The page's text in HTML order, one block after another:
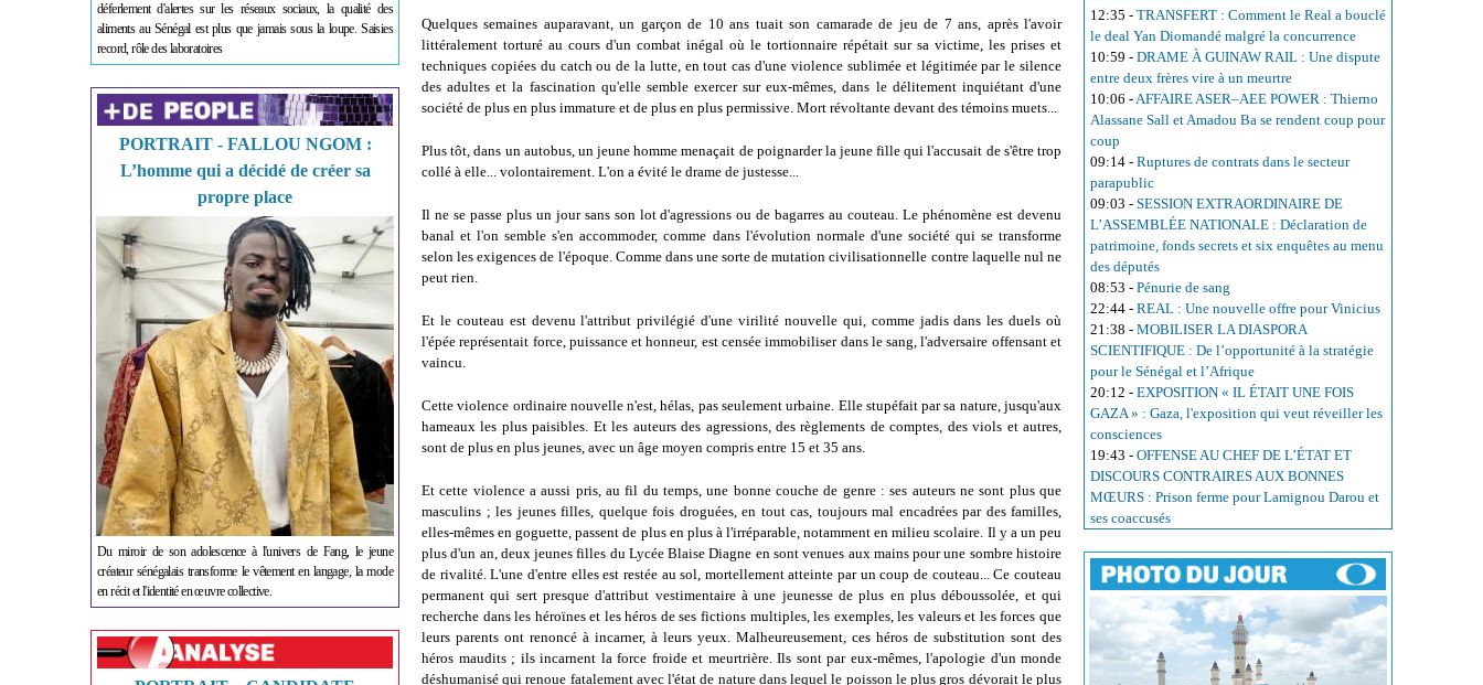
déferlement d'alertes sur les réseaux sociaux, la qualité des
aliments au Sénégal est plus que jamais sous la loupe. Saisies
record, rôle des laboratoires
PORTRAIT - FALLOU NGOM :
L’homme qui a décidé de créer sa
propre place
Du miroir de son adolescence à l'univers de Fang, le jeune
créateur sénégalais transforme le vêtement en langage, la mode
en récit et l'identité en œuvre collective.
Quelques semaines auparavant, un garçon de 10 ans tuait son camarade de jeu de 7 ans, après l'avoir
littéralement torturé au cours d'un combat inégal où le tortionnaire répétait sur sa victime, les prises et
techniques copiées du catch ou de la lutte, en tout cas d'une violence sublimée et légitimée par le silence
des adultes et la fascination qu'elle semble exercer sur eux-mêmes, dans le délitement inquiétant d'une
société de plus en plus immature et de plus en plus permissive. Mort révoltante devant des témoins muets...
Plus tôt, dans un autobus, un jeune homme menaçait de poignarder la jeune fille qui l'accusait de s'être trop
collé à elle... volontairement. L'on a évité le drame de justesse...
Il ne se passe plus un jour sans son lot d'agressions ou de bagarres au couteau. Le phénomène est devenu
banal et l'on semble s'en accommoder, comme dans l'évolution normale d'une société qui se transforme
selon les exigences de l'époque. Comme dans une sorte de mutation civilisationnelle contre laquelle nul ne
peut rien.
Et le couteau est devenu l'attribut privilégié d'une virilité nouvelle qui, comme jadis dans les duels où
l'épée représentait force, puissance et honneur, est censée immobiliser dans le sang, l'adversaire offensant et
vaincu.
Cette violence ordinaire nouvelle n'est, hélas, pas seulement urbaine. Elle stupéfait par sa nature, jusqu'aux
hameaux les plus paisibles. Et les auteurs des agressions, des règlements de comptes, des viols et autres,
sont de plus en plus jeunes, avec un âge moyen compris entre 15 et 35 ans.
Et cette violence a aussi pris, au fil du temps, une bonne couche de genre : ses auteurs ne sont plus que
masculins ; les jeunes filles, quelque fois droguées, en tout cas, toujours mal encadrées par des familles,
elles-mêmes en goguette, passent de plus en plus à l'irréparable, notamment en milieu scolaire. Il y a un peu
plus d'un an, deux jeunes filles du Lycée Blaise Diagne en sont venues aux mains pour une sombre histoire
de rivalité. L'une d'entre elles est restée au sol, mortellement atteinte par un coup de couteau... Ce couteau
permanent qui sert presque d'attribut vestimentaire à une jeunesse de plus en plus déboussolée, et qui
recherche dans les héroïnes et les héros de ses fictions multiples, les exemples, les valeurs et les forces que
leurs parents ont renoncé à incarner, à leurs yeux. Malheureusement, ces héros de substitution sont des
héros maudits ; ils incarnent la force froide et meurtrière. Ils sont par eux-mêmes, l'apologie d'un monde
déshumanisé qui renoue fatalement avec l'état de nature dans lequel le poisson le plus gros dévorait le plus
12:35 - TRANSFERT : Comment le Real a bouclé
le deal Yan Diomandé malgré la concurrence
10:59 - DRAME À GUINAW RAIL : Une dispute
entre deux frères vire à un meurtre
10:06 -AFFAIRE ASER–AEE POWER : Thierno
Alassane Sall et Amadou Ba se rendent coup pour
coup
09:14 - Ruptures de contrats dans le secteur
parapublic
09:03 - SESSION EXTRAORDINAIRE DE
L’ASSEMBLÉE NATIONALE : Déclaration de
patrimoine, fonds secrets et six enquêtes au menu
des députés
08:53 - Pénurie de sang
22:44 - REAL : Une nouvelle offre pour Vinicius
21:38 - MOBILISER LA DIASPORA
SCIENTIFIQUE : De l’opportunité à la stratégie
pour le Sénégal et l’Afrique
20:12 - EXPOSITION « IL ÉTAIT UNE FOIS
GAZA » : Gaza, l'exposition qui veut réveiller les
consciences
19:43 - OFFENSE AU CHEF DE L’ÉTAT ET
DISCOURS CONTRAIRES AUX BONNES
MŒURS : Prison ferme pour Lamignou Darou et
ses coaccusés